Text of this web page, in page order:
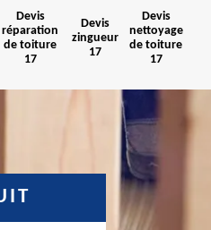
Devis
réparation
de toiture
17
Devis
zingueur
17
Devis
nettoyage
de toiture
17